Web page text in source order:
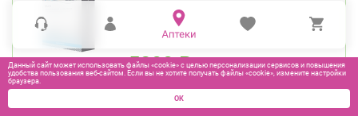
5200₽
Данный сайт может использовать файлы «cookie» с целью персонализации сервисов и повышения
удобства пользования веб-сайтом. Если вы не хотите получать файлы «cookie», измените настройки
браузера.
ОК